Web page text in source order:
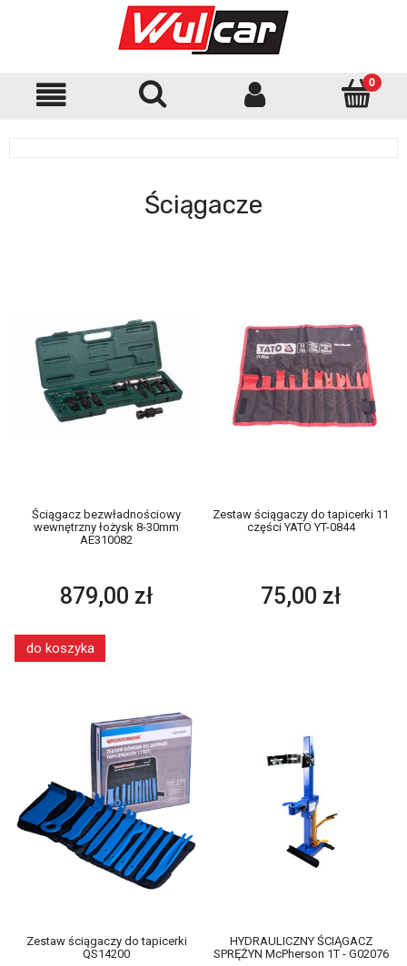
Ściągacze
Ściągacz bezwładnościowy
wewnętrzny łożysk 8-30mm
AE310082
879,00 zł
do koszyka
Zestaw ściągaczy do tapicerki 11
części YATO YT-0844
75,00 zł
Zestaw ściągaczy do tapicerki
QS14200
HYDRAULICZNY ŚCIĄGACZ
SPRĘŻYN McPherson 1T - G02076